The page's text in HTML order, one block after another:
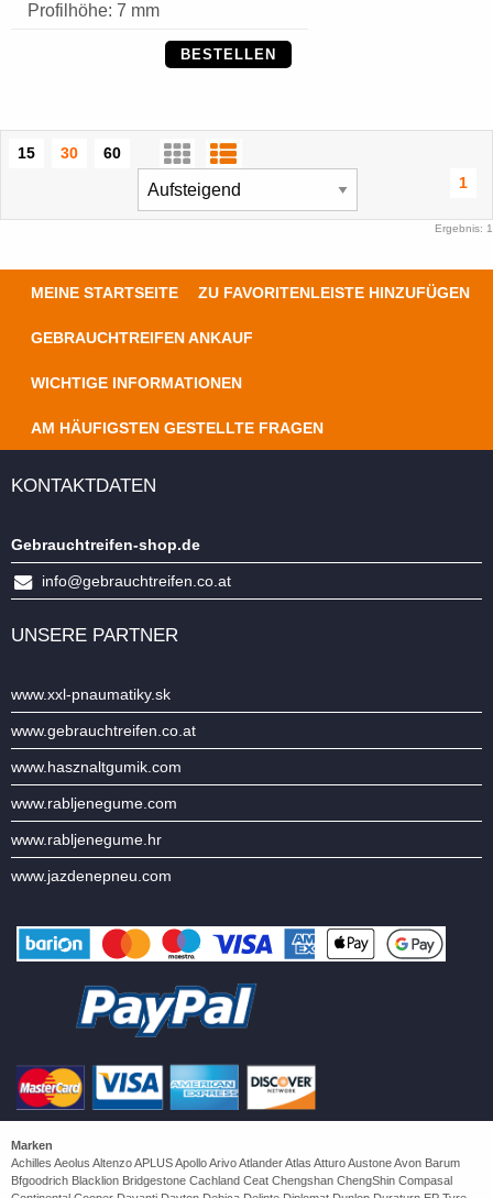
Profilhöhe: 7 mm
BESTELLEN
15 30
60
1
Ergebnis: 1
MEINE STARTSEITE ZU FAVORITENLEISTE HINZUFÜGEN
GEBRAUCHTREIFEN ANKAUF
WICHTIGE INFORMATIONEN
AM HÄUFIGSTEN GESTELLTE FRAGEN
KONTAKTDATEN
Gebrauchtreifen-shop.de
info@gebrauchtreifen.co.at
UNSERE PARTNER
www.xxl-pnaumatiky.sk
www.gebrauchtreifen.co.at
www.hasznaltgumik.com
www.rabljenegume.com
www.rabljenegume.hr
www.jazdenepneu.com
Marken
Achilles Aeolus Altenzo APLUS Apollo Arivo Atlander Atlas Atturo Austone Avon Barum
Bfgoodrich Blacklion Bridgestone Cachland Ceat Chengshan ChengShin Compasal